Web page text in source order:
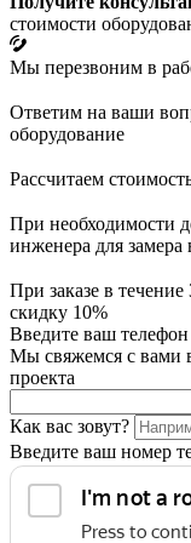
стоимости
Мы перезвоним в
Ответим на ваши
оборудование
Рассчитаем
При необходимости
инженера для замера
При заказе в
скидку 10%
Введите ваш телефон
Мы свяжемся с вами
проекта
Как вас зовут?
Введите ваш номер